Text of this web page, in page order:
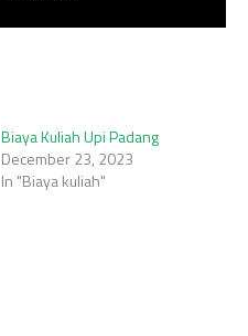
Biaya Kuliah Upi Padang
December 23, 2023
In "Biaya kuliah"